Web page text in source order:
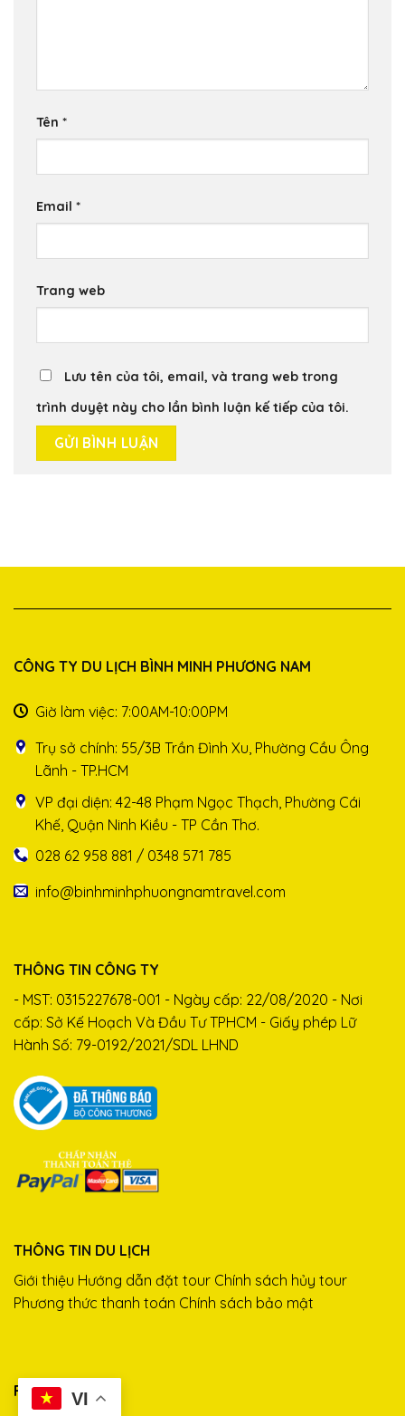
Tên *
Email *
Trang web
Lưu tên của tôi, email, và trang web trong
trình duyệt này cho lần bình luận kế tiếp của tôi.
CÔNG TY DU LỊCH BÌNH MINH PHƯƠNG NAM
Giờ làm việc: 7:00AM-10:00PM
Trụ sở chính: 55/3B Trần Đình Xu, Phường Cầu Ông
Lãnh - TP.HCM
VP đại diện: 42-48 Phạm Ngọc Thạch, Phường Cái
Khế, Quận Ninh Kiều - TP Cần Thơ.
028 62 958 881 / 0348 571 785
info@binhminhphuongnamtravel.com
THÔNG TIN CÔNG TY
- MST: 0315227678-001 - Ngày cấp: 22/08/2020 - Nơi
cấp: Sở Kế Hoạch Và Đầu Tư TPHCM - Giấy phép Lữ
Hành Số: 79-0192/2021/SDL LHND
THÔNG TIN DU LỊCH
Giới thiệu Hướng dẫn đặt tour Chính sách hủy tour
Phương thức thanh toán Chính sách bảo mật
FANPAGEVI